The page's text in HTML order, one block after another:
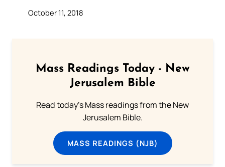
October 11, 2018
Mass Readings Today - New
Jerusalem Bible
Read today's Mass readings from the New
Jerusalem Bible.
MASS READINGS (NJB)